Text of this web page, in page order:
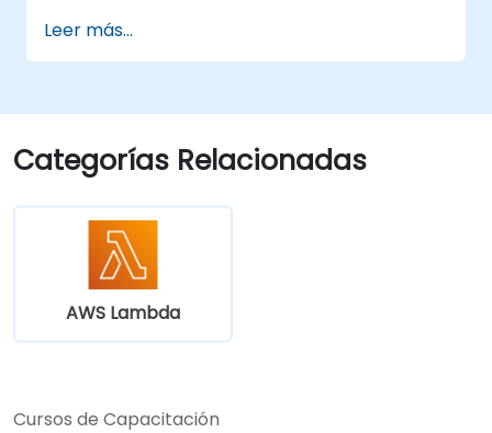
implementación de procesos utilizando
AWS Cloud9.
EC2 y S3 en flujos de trabajo de DevOps.
Utilizar sistemas de control de versiones
como GitHub o GitLab dentro de AWS
Leer más...
Categorías Relacionadas
AWS Lambda
Cursos de Capacitación